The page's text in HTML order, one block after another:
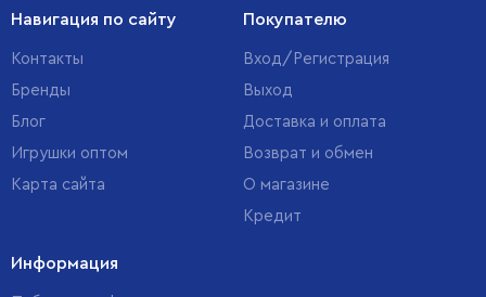
Навигация по сайту
Контакты
Бренды
Блог
Игрушки оптом
Карта сайта
Покупателю
Вход/Регистрация
Выход
Доставка и оплата
Возврат и обмен
О магазине
Кредит
Информация